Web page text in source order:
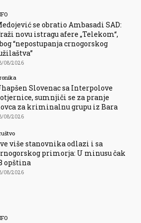
se obratio Ambasadi SAD:
novu istragu afere „Telekom“,
“nepostupanja crnogorskog
08/2026
Slovenac sa Interpolove
sumnjiči se za pranje
za kriminalnu grupu iz Bara
08/2026
više stanovnika odlazi i sa
primorja: U minusu čak
opština
08/2026